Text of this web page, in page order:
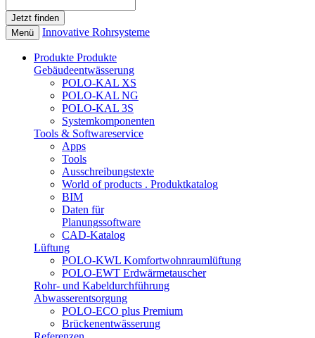
Menü Innovative Rohrsysteme
Produkte Produkte
Gebäudeentwässerung
POLO-KAL XS
POLO-KAL NG
POLO-KAL 3S
Systemkomponenten
Tools & Softwareservice
Apps
Tools
Ausschreibungstexte
World of products . Produktkatalog
BIM
Daten für
Planungssoftware
CAD-Katalog
Lüftung
POLO-KWL Komfortwohnraumlüftung
POLO-EWT Erdwärmetauscher
Rohr- und Kabeldurchführung
Abwasserentsorgung
POLO-ECO plus Premium
Brückenentwässerung